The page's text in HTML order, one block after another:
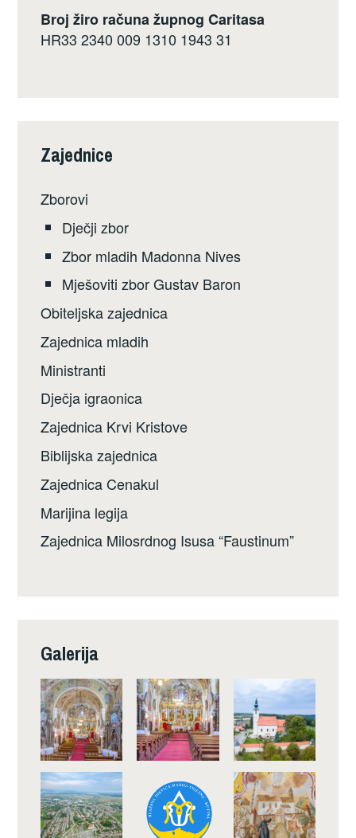
Broj žiro računa župnog Caritasa
HR33 2340 009 1310 1943 31
Zajednice
Zborovi
Dječji zbor
Zbor mladih Madonna Nives
Mješoviti zbor Gustav Baron
Obiteljska zajednica
Zajednica mladih
Ministranti
Dječja igraonica
Zajednica Krvi Kristove
Biblijska zajednica
Zajednica Cenakul
Marijina legija
Zajednica Milosrdnog Isusa “Faustinum”
Galerija